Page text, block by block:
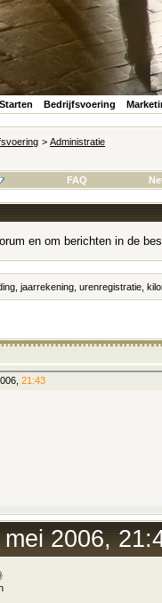
Starten Bedrijfsvoering
> Administratie
FAQ
en om berichten in de
jaarrekening, urenregistratie,
21:43
2006,